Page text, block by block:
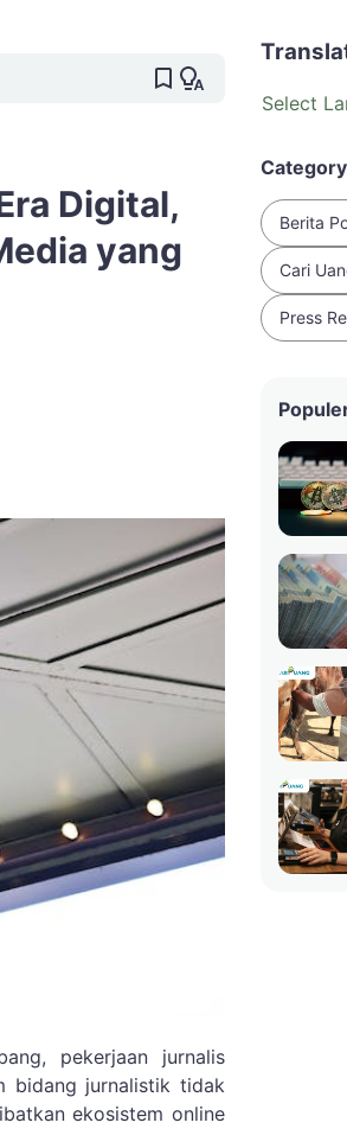
Digital,
yang
pekerjaan jurnalis
bidang jurnalistik tidak
ekosistem online
Select
Category
Berita
Cari
Press